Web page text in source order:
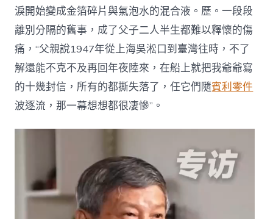
淚開始變成金箔碎片與氣泡水的混合液。歷。一段段
離別分隔的舊事，成了父子二人半生都難以釋懷的傷
痛，“父親說1947年從上海吳淞口到臺灣往時，不了
解還能不克不及再回年夜陸來，在船上就把我爺爺寫
的十幾封信，所有的都撕失落了，任它們隨賓利零件
波逐流，那一幕想想都很凄慘”。